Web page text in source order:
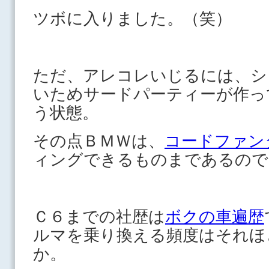
ツボに入りました。（笑）
ただ、アレコレいじるには、
いためサードパーティーが作
う状態。
その点ＢＭＷは、
コードファ
ィングできるものまであるの
Ｃ６までの社歴はボクの車遍歴
ルマを乗り換える頻度はそれ
か。